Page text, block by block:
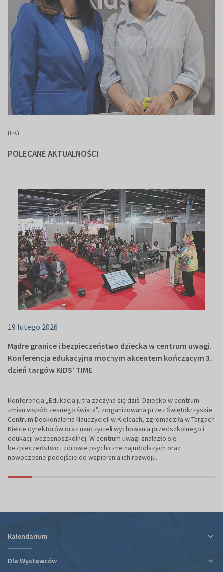
(ŁK)
POLECANE AKTUALNOŚCI
19 lutego 2026
Mądre granice i bezpieczeństwo dziecka w centrum uwagi.
Konferencja edukacyjna mocnym akcentem kończącym 3.
dzień targów KIDS’ TIME
Konferencja „Edukacja jutra zaczyna się dziś. Dziecko w centrum
zmian współczesnego świata”, zorganizowana przez Świętokrzyskie
Centrum Doskonalenia Nauczycieli w Kielcach, zgromadziła w Targach
Kielce dyrektorów oraz nauczycieli wychowania przedszkolnego i
edukacji wczesnoszkolnej. W centrum uwagi znalazło się
bezpieczeństwo i zdrowie psychiczne najmłodszych oraz
nowoczesne podejście do wspierania ich rozwoju.
Kalendarium
Dla Wystawców